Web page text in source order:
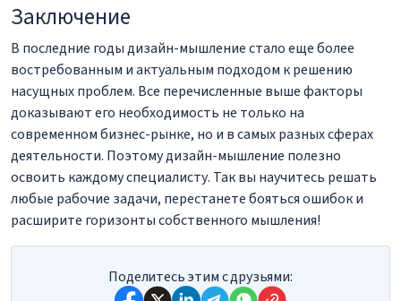
Заключение
В последние годы дизайн-мышление стало еще более
востребованным и актуальным подходом к решению
насущных проблем. Все перечисленные выше факторы
доказывают его необходимость не только на
современном бизнес-рынке, но и в самых разных сферах
деятельности. Поэтому дизайн-мышление полезно
освоить каждому специалисту. Так вы научитесь решать
любые рабочие задачи, перестанете бояться ошибок и
расширите горизонты собственного мышления!
Поделитесь этим с друзьями: